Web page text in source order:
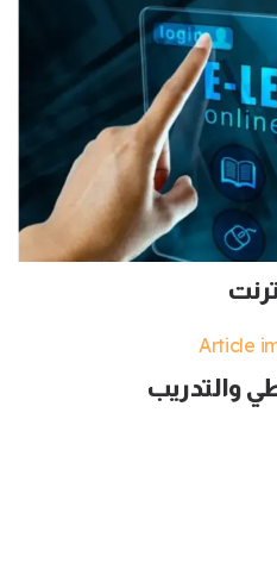
والتدريب